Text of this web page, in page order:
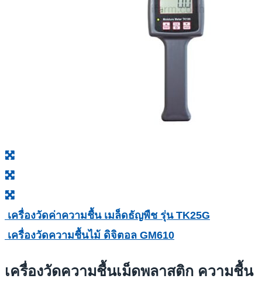
เครื่องวัดค่าความชื้น เมล็ดธัญพืช รุ่น TK25G
เครื่องวัดความชื้นไม้ ดิจิตอล GM610
เครื่องวัดความชื้นเม็ดพลาสติก ความชื้น